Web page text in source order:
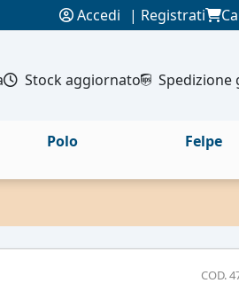
Accedi | Registrati
Stock aggiornato Spedizione
Polo Felpe
COD.